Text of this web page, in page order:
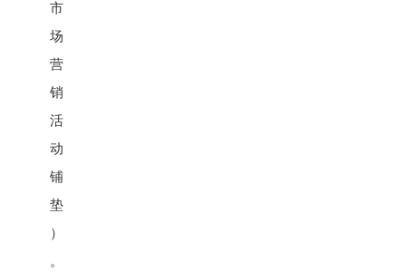
市
场
营
销
活
动
铺
垫
）
。